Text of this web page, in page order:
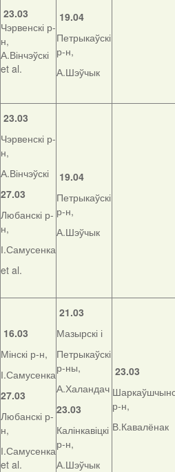
23.03
Чэрвенскі р-
н,
А.Вінчэўскі
et al.
19.04
Петрыкаўскі
р-н,
А.Шэўчык
23.03
Чэрвенскі р-
н,
А.Вінчэўскі
27.03
Любанскі р-
н,
І.Самусенка
et al.
19.04
Петрыкаўскі
р-н,
А.Шэўчык
16.03
Мінскі р-н,
І.Самусенка
27.03
Любанскі р-
н,
І.Самусенка
et al.
21.03
Мазырскі і
Петрыкаўскі
р-ны,
А.Халандач
23.03
Калінкавіцкі
р-н,
А.Шэўчык
23.03
р-н,
В.Кавалёнак